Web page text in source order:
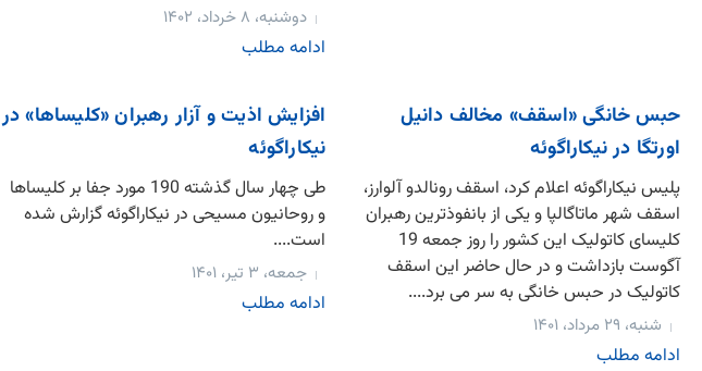
دوشنبه، ۸ خرداد، ۱۴۰۲
ادامه مطلب
حبس خانگی «اسقف» مخالف دانیل
اورتگا در نیکاراگوئه
پلیس نیکاراگوئه اعلام کرد، اسقف رونالدو آلوارز،
اسقف شهر ماتاگالپا و یکی از بانفوذترین رهبران
کلیسای کاتولیک این کشور را روز جمعه 19
آگوست بازداشت و در حال حاضر این اسقف
کاتولیک در حبس خانگی به سر می برد....
شنبه، ۲۹ مرداد، ۱۴۰۱
ادامه مطلب
افزایش اذیت و آزار رهبران «کلیساها» در
نیکاراگوئه
طی چهار سال گذشته 190 مورد جفا بر کلیساها
و روحانیون مسیحی در نیکاراگوئه گزارش شده
است....
جمعه، ۳ تیر، ۱۴۰۱
ادامه مطلب